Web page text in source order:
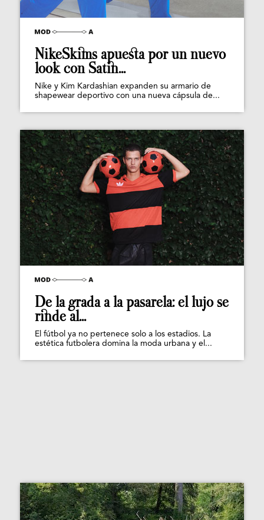
NikeSkims apuesta por un nuevo
look con Satin...
Nike y Kim Kardashian expanden su armario de
shapewear deportivo con una nueva cápsula de...
De la grada a la pasarela: el lujo se
rinde al...
El fútbol ya no pertenece solo a los estadios. La
estética futbolera domina la moda urbana y el...